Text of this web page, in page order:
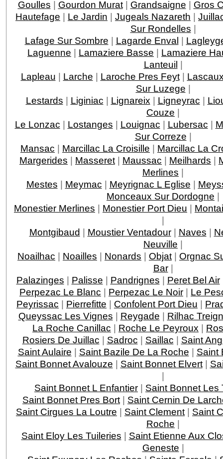
Goulles | Gourdon Murat| Grandsaigne | Gros
Hautefage | Le Jardin | Jugeals Nazareth |
Sur Rondelles |
Lafage Sur Sombre | Lagarde Enval |
Laguenne | Lamaziere Basse | Lamaziere
Lanteuil |
Lapleau | Larche | Laroche Pres Feyt|
Sur Luzege |
Lestards | Liginiac | Lignareix | Ligneyrac |
Couze |
Le Lonzac | Lostanges | Louignac | Lubersac |
Sur Correze |
Mansac | Marcillac La Croisille | Marcillac La
Margerides | Masseret | Maussac | Meilhards |
Merlines |
Mestes | Meymac | Meyrignac L Eglise |
Monceaux Sur Dordogne |
Monestier Merlines | Monestier Port Dieu |
|
Montgibaud | Moustier Ventadour| Naves |
Neuville |
Noailhac | Noailles | Nonards | Objat | Orgnac
Bar|
Palazinges | Palisse | Pandrignes | Peret Bel Air
Perpezac Le Blanc | Perpezac Le Noir | Le
Peyrissac | Pierrefitte | Confolent Port Dieu |
Queyssac Les Vignes | Reygade | Rilhac
La Roche Canillac | Roche Le Peyroux |
Rosiers De Juillac | Sadroc | Saillac | Saint
Saint Aulaire | Saint Bazile De La Roche | Saint
Saint Bonnet Avalouze | Saint Bonnet Elvert|
|
Saint Bonnet L Enfantier | Saint Bonnet Les
Saint Bonnet Pres Bort | Saint Cernin De
Saint Cirgues La Loutre | Saint Clement | Saint
Roche |
Saint Eloy Les Tuileries | Saint Etienne Aux
Geneste |